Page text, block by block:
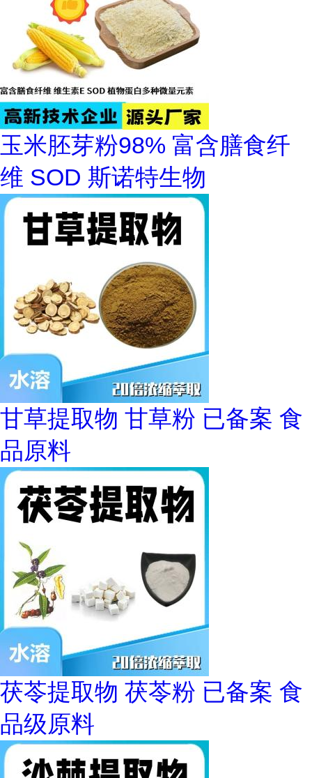
玉米胚芽粉98% 富含膳食纤
维 SOD 斯诺特生物
甘草提取物 甘草粉 已备案 食
品原料
茯苓提取物 茯苓粉 已备案 食
品级原料